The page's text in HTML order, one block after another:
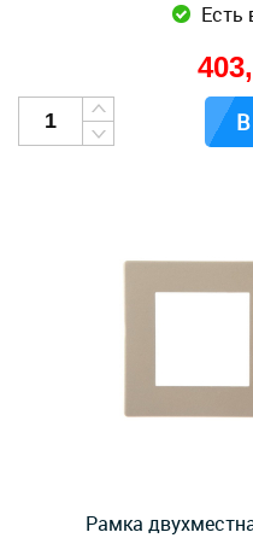
Есть
Рамка